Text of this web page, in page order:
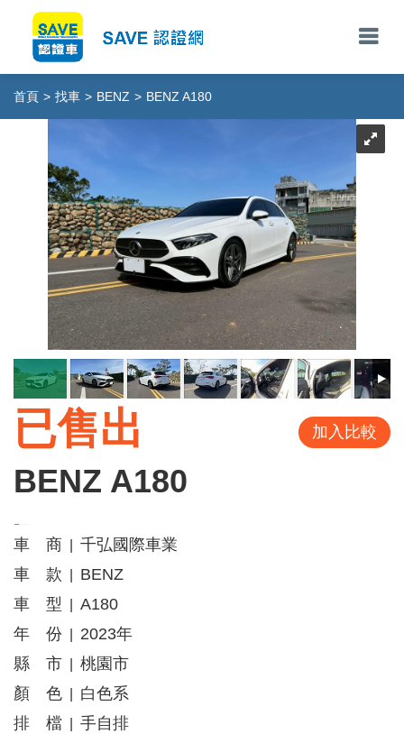
首頁 > 找車 > BENZ > BENZ A180
已售出 加入比較
BENZ A180
車 商
千弘國際車業
車 款
BENZ
車 型
A180
年 份
2023年
縣 市
桃園市
顏 色
白色系
排 檔
手自排